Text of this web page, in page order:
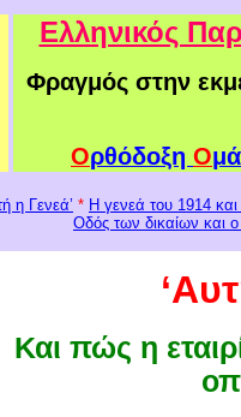
Ελληνικός
Φραγμός στην
Ορθόδοξη Ο
η Γενεά’ * Η γενεά του 1914
Οδός των δικαίων και
Και πώς η